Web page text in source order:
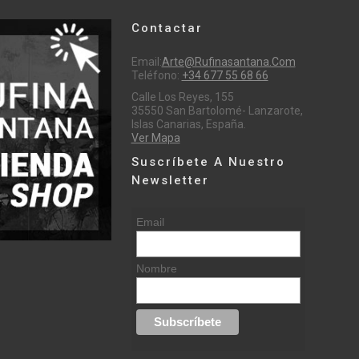
Contactar
Email:Arte@rufinasantana.com
Teléfono: +34 677 55 68 66
Calle Los Reyes, 155
35550 San Bartolomé- Lanzarote,
Islas Canarias, España.
Ver Mapa
Suscríbete A Nuestro
Newsletter
Email
Nombre